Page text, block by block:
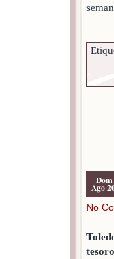
Ago
No